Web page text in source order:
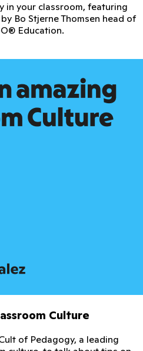
in your classroom, featuring
Bo Stjerne Thomsen head of
Education.
Culture
of Pedagogy, a leading